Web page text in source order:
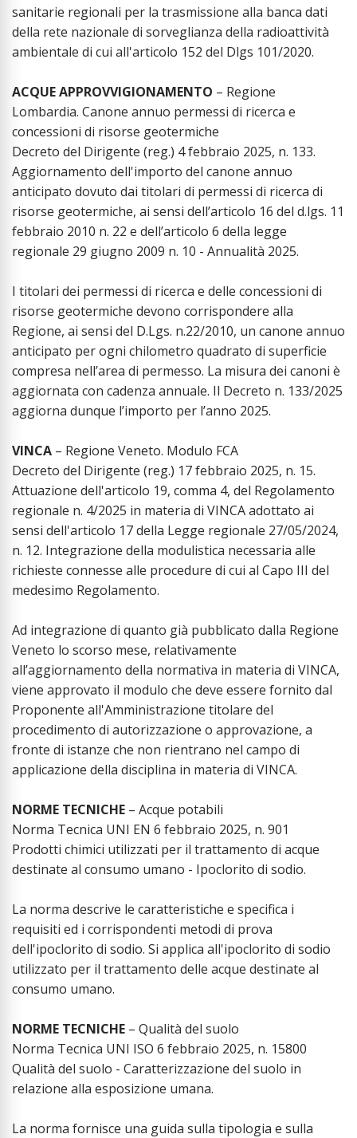
sanitarie regionali per la trasmissione alla banca dati
della rete nazionale di sorveglianza della radioattività
ambientale di cui all'articolo 152 del Dlgs 101/2020.
ACQUE APPROVVIGIONAMENTO – Regione
Lombardia. Canone annuo permessi di ricerca e
concessioni di risorse geotermiche
Decreto del Dirigente (reg.) 4 febbraio 2025, n. 133.
Aggiornamento dell'importo del canone annuo
anticipato dovuto dai titolari di permessi di ricerca di
risorse geotermiche, ai sensi dell’articolo 16 del d.lgs. 11
febbraio 2010 n. 22 e dell’articolo 6 della legge
regionale 29 giugno 2009 n. 10 - Annualità 2025.
I titolari dei permessi di ricerca e delle concessioni di
risorse geotermiche devono corrispondere alla
Regione, ai sensi del D.Lgs. n.22/2010, un canone annuo
anticipato per ogni chilometro quadrato di superficie
compresa nell’area di permesso. La misura dei canoni è
aggiornata con cadenza annuale. Il Decreto n. 133/2025
aggiorna dunque l’importo per l’anno 2025.
VINCA – Regione Veneto. Modulo FCA
Decreto del Dirigente (reg.) 17 febbraio 2025, n. 15.
Attuazione dell'articolo 19, comma 4, del Regolamento
regionale n. 4/2025 in materia di VINCA adottato ai
sensi dell'articolo 17 della Legge regionale 27/05/2024,
n. 12. Integrazione della modulistica necessaria alle
richieste connesse alle procedure di cui al Capo III del
medesimo Regolamento.
Ad integrazione di quanto già pubblicato dalla Regione
Veneto lo scorso mese, relativamente
all’aggiornamento della normativa in materia di VINCA,
viene approvato il modulo che deve essere fornito dal
Proponente all'Amministrazione titolare del
procedimento di autorizzazione o approvazione, a
fronte di istanze che non rientrano nel campo di
applicazione della disciplina in materia di VINCA.
NORME TECNICHE – Acque potabili
Norma Tecnica UNI EN 6 febbraio 2025, n. 901
Prodotti chimici utilizzati per il trattamento di acque
destinate al consumo umano - Ipoclorito di sodio.
La norma descrive le caratteristiche e specifica i
requisiti ed i corrispondenti metodi di prova
dell'ipoclorito di sodio. Si applica all'ipoclorito di sodio
utilizzato per il trattamento delle acque destinate al
consumo umano.
NORME TECNICHE – Qualità del suolo
Norma Tecnica UNI ISO 6 febbraio 2025, n. 15800
Qualità del suolo - Caratterizzazione del suolo in
relazione alla esposizione umana.
La norma fornisce una guida sulla tipologia e sulla